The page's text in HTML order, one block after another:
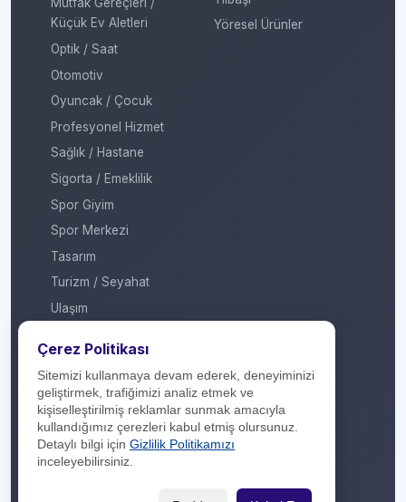
Mutfak Gereçleri /
Küçük Ev Aletleri
Optik / Saat
Otomotiv
Oyuncak / Çocuk
Profesyonel Hizmet
Sağlık / Hastane
Sigorta / Emeklilik
Spor Giyim
Spor Merkezi
Tasarım
Turizm / Seyahat
Ulaşım
Yurt Dışı / Duty Free
Yöresel Ürünler
Hakkımızda
İletişim
Çerez Politikası
Sitemizi kullanmaya devam ederek, deneyiminizi
geliştirmek, trafiğimizi analiz etmek ve
kişiselleştirilmiş reklamlar sunmak amacıyla
kullandığımız çerezleri kabul etmiş olursunuz.
Detaylı bilgi için Gizlilik Politikamızı
inceleyebilirsiniz.